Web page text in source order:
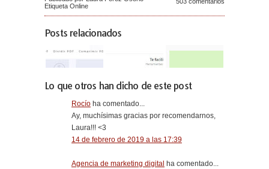
Etiqueta Online
Posts relacionados
Lo que otros han dicho de este post
Rocío ha comentado...
Ay, muchísimas gracias por recomendarnos,
Laura!!! <3
14 de febrero de 2019 a las 17:39
Agencia de marketing digital ha comentado...